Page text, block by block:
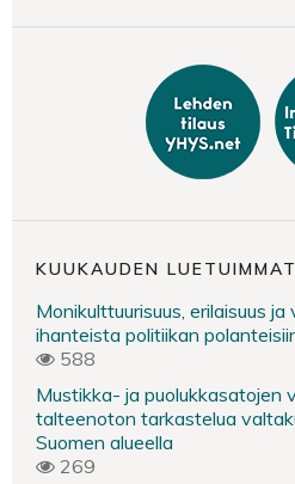
KUUKAUDEN LUETUIMMAT
Monikulttuurisuus, erilaisuus
ihanteista politiikan
588
Mustikka- ja puolukkasatojen
talteenoton tarkastelua
Suomen alueella
269